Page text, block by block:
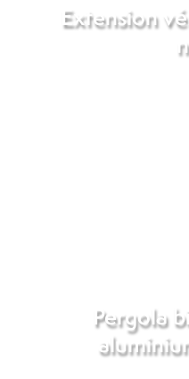
Extension
Pergola